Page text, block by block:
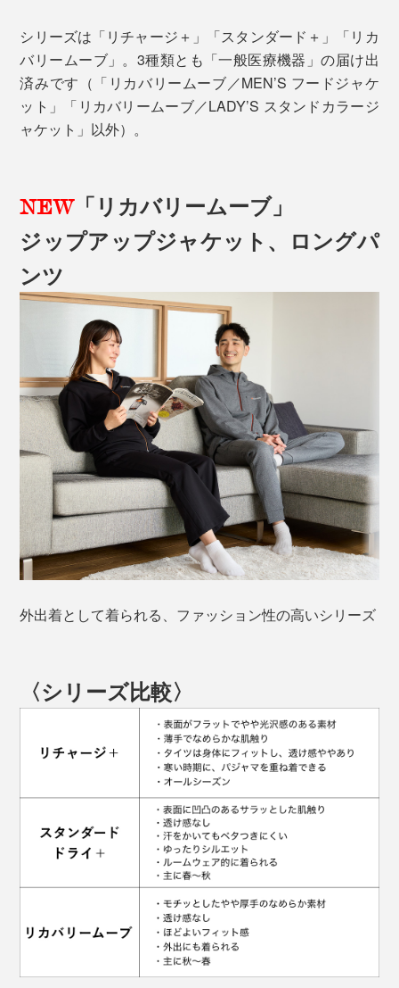
シリーズは「リチャージ＋」「スタンダード＋」「リカ
バリームーブ」。3種類とも「一般医療機器」の届け出
済みです（「リカバリームーブ／MEN’S フードジャケ
ット」「リカバリームーブ／LADY’S スタンドカラージ
ャケット」以外）。
NEW「リカバリームーブ」
ジップアップジャケット、ロングパ
ンツ
外出着として着られる、ファッション性の高いシリーズ
〈シリーズ比較〉